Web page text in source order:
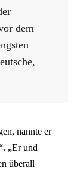
dem
nannte er
„Er und
überall